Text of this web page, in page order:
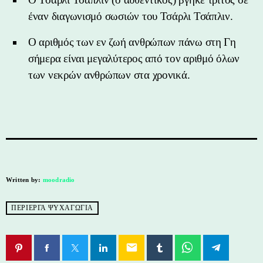
έναν διαγωνισμό σωσιών του Τσάρλι Τσάπλιν.
Ο αριθμός των εν ζωή ανθρώπων πάνω στη Γη
σήμερα είναι μεγαλύτερος από τον αριθμό όλων
των νεκρών ανθρώπων στα χρονικά.
Written by: moodradio
ΠΕΡΙΕΡΓΑ ΨΥΧΑΓΩΓΙΑ
email